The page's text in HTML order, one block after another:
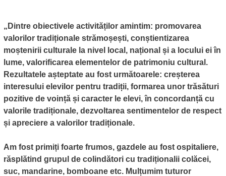
„Dintre obiectivele activităților amintim: promovarea
valorilor tradiționale strămoșești, conștientizarea
moștenirii culturale la nivel local, național și a locului ei în
lume, valorificarea elementelor de patrimoniu cultural.
Rezultatele așteptate au fost următoarele: creșterea
interesului elevilor pentru tradiții, formarea unor trăsături
pozitive de voință și caracter le elevi, în concordanță cu
valorile tradiționale, dezvoltarea sentimentelor de respect
și apreciere a valorilor tradiționale.
Am fost primiți foarte frumos, gazdele au fost ospitaliere,
răsplătind grupul de colindători cu tradiționalii colăcei,
suc, mandarine, bomboane etc. Mulțumim tuturor